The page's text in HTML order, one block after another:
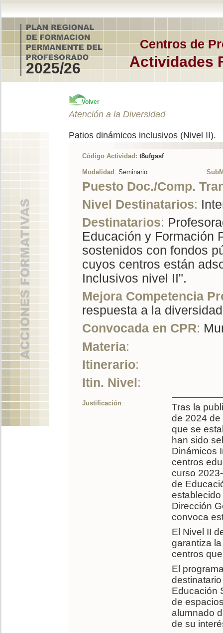
Centros de
Actividades
2025/26
Volver
Atención a la Diversidad
Patios dinámicos inclusivos (Nivel II).
Código Actividad: t8ufgssf
Modalidad : Seminario
Puesto Doc./Comp.
Nivel Destinatarios:
Destinatarios:
Educación y Formación
sostenidos con fondos
cuyos centros están
Inclusivos nivel II".
Mejora Competencia
respuesta a la diversidad
Convocada en CPR:
Materia:
Itinerario:
Itin. Nivel :
Justificación:
Tras la
de 2024 de
que se
han sido
Dinámicos
centros
curso
de
Dirección
convoca
El Nivel II
garantiza
centros
El
Educación
de
alumnado
de su